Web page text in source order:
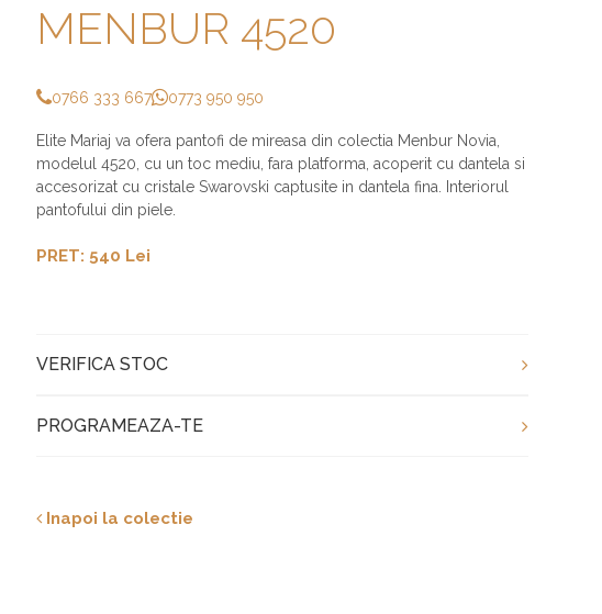
MENBUR 4520
0766 333 667 0773 950 950
Elite Mariaj va ofera pantofi de mireasa din colectia Menbur Novia,
modelul 4520, cu un toc mediu, fara platforma, acoperit cu dantela si
accesorizat cu cristale Swarovski captusite in dantela fina. Interiorul
pantofului din piele.
PRET: 540 Lei
VERIFICA STOC
PROGRAMEAZA-TE
Inapoi la colectie